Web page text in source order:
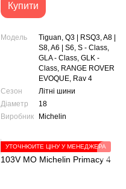
Купити
Модель
Tiguan, Q3 | RSQ3, A8 |
S8, A6 | S6, S - Class,
GLA - Class, GLK -
Class, RANGE ROVER
EVOQUE, Rav 4
Сезон
Літні шини
Діаметр
18
Виробник
Michelin
УТОЧНЮЙТЕ ЦІНУ У МЕНЕДЖЕРА